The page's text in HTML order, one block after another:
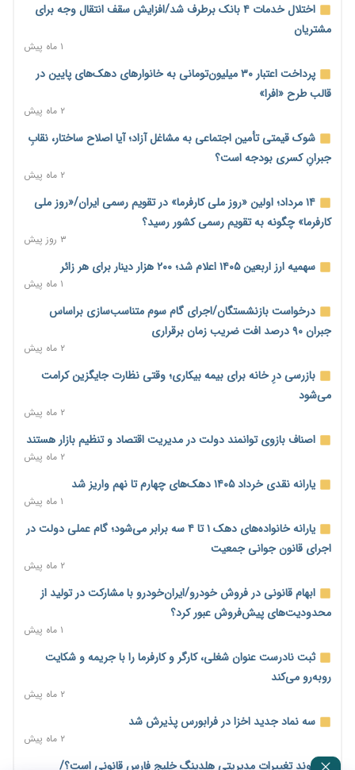
منابع صندوق ملی مسکن به متقاضیان رسید؛ اولویت با پروژه‌های
هشدار درباره آینده صندوق‌های بازنشستگی؛ اعتماد بیمه‌پردازان را
ترمیم مزد در راه است؟ تأکید بر افزایش مزد پایه و شفافیت سبد
۶ ساعت پیش
وام بدون رتبه اعتباری؛ صندوق کارآفرینی امید از حمایت متفاوت
ناترازی برق ۳۰ درصد کاهش یافت؛ وعده وزارت نیرو برای رفع
محدودیت صنایع
۷ ساعت پیش
ورود بخش خصوصی به حکمرانی اشتغال؛ «یاوران پیشرفت»
امسال گسترده‌تر می‌شود
۷ ساعت پیش
مطالبه کارگران جنوب برای پرداخت «حق جنگ»؛ از نفت و گاز تا
شبکه برق
۷ ساعت پیش
حساب‌های شرکت ملی نفت در بانک صنعت و معدن مسدود شد؛
بدهی یک میلیارد دلاری
درآمد کارگزاری‌ها چقدر است؟ کانون کارگزاران اعداد منتشرشده در
فضای مجازی را تکذیب کرد
بیکاری ۷ درصدی روی کاغذ؛ آیا در واقعیت هم این چنین است؟
روز خبرنگار؛ مطالبه‌ای فراتر از تبریک برای پاسداشت حقیقت و
امنیت شغلی
همایش و مسابقه نذری ماه صفر برگزار شد
زائران اربعین نگران ارز باقی‌مانده نباشند؛ خرید دینار در بانک‌ها و
اختلال خدمات ۴ بانک برطرف شد/افزایش سقف انتقال وجه برای
مشتریان
۱ ماه پیش
پرداخت اعتبار ۳۰ میلیون‌تومانی به خانوارهای دهک‌های پایین در
قالب طرح «افرا»
۲ ماه پیش
شوک قیمتی تأمین اجتماعی به مشاغل آزاد؛ آیا اصلاح ساختار، نقابِ
جبرانِ کسری بودجه است؟
۲ ماه پیش
۱۴ مرداد؛ اولین «روز ملی کارفرما» در تقویم رسمی ایران/«روز ملی
کارفرما» چگونه به تقویم رسمی کشور رسید؟
۳ روز پیش
سهمیه ارز اربعین ۱۴۰۵ اعلام شد؛ ۲۰۰ هزار دینار برای هر زائر
۱ ماه پیش
درخواست بازنشستگان/اجرای گام سوم متناسب‌سازی براساس
جبران ۹۰ درصد افت ضریب زمان برقراری
۲ ماه پیش
بازرسی درِ خانه برای بیمه بیکاری؛ وقتی نظارت جایگزین کرامت
می‌شود
۲ ماه پیش
اصناف بازوی توانمند دولت در مدیریت اقتصاد و تنظیم بازار هستند
۲ ماه پیش
یارانه نقدی خرداد ۱۴۰۵ دهک‌های چهارم تا نهم واریز شد
۱ ماه پیش
یارانه خانواده‌های دهک ۱ تا ۴ سه برابر می‌شود؛ گام عملی دولت در
اجرای قانون جوانی جمعیت
۲ ماه پیش
ابهام قانونی در فروش خودرو/ایران‌خودرو با مشارکت در تولید از
محدودیت‌های پیش‌فروش عبور کرد؟
۱ ماه پیش
ثبت نادرست عنوان شغلی، کارگر و کارفرما را با جریمه و شکایت
روبه‌رو می‌کند
۲ ماه پیش
سه نماد جدید اخزا در فرابورس پذیرش شد
۲ ماه پیش
روند تغییرات مدیریتی هلدینگ خلیج فارس قانونی است؟/